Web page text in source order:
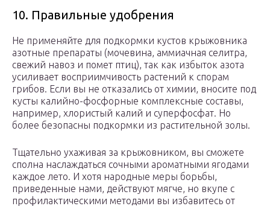
10. Правильные удобрения
Не применяйте для подкормки кустов крыжовника
азотные препараты (мочевина, аммиачная селитра,
свежий навоз и помет птиц), так как избыток азота
усиливает восприимчивость растений к спорам
грибов. Если вы не отказались от химии, вносите под
кусты калийно-фосфорные комплексные составы,
например, хлористый калий и суперфосфат. Но
более безопасны подкормки из растительной золы.
Тщательно ухаживая за крыжовником, вы сможете
сполна наслаждаться сочными ароматными ягодами
каждое лето. И хотя народные меры борьбы,
приведенные нами, действуют мягче, но вкупе с
профилактическими методами вы избавитесь от